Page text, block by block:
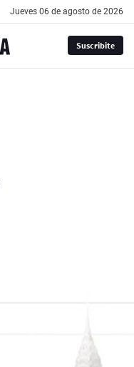
jueves 06 de agosto de 2026
Suscribite